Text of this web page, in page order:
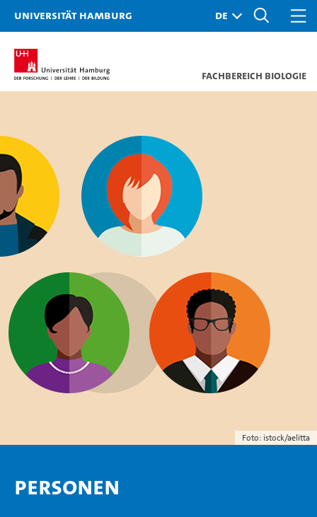
Universität Hamburg
Fachbereich Biologie
Personen
Foto: istock/aelitta